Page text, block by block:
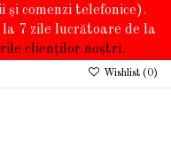
și comenzi telefonice).
7 zile lucrătoare de la
clienților noștri.
Wishlist (0)